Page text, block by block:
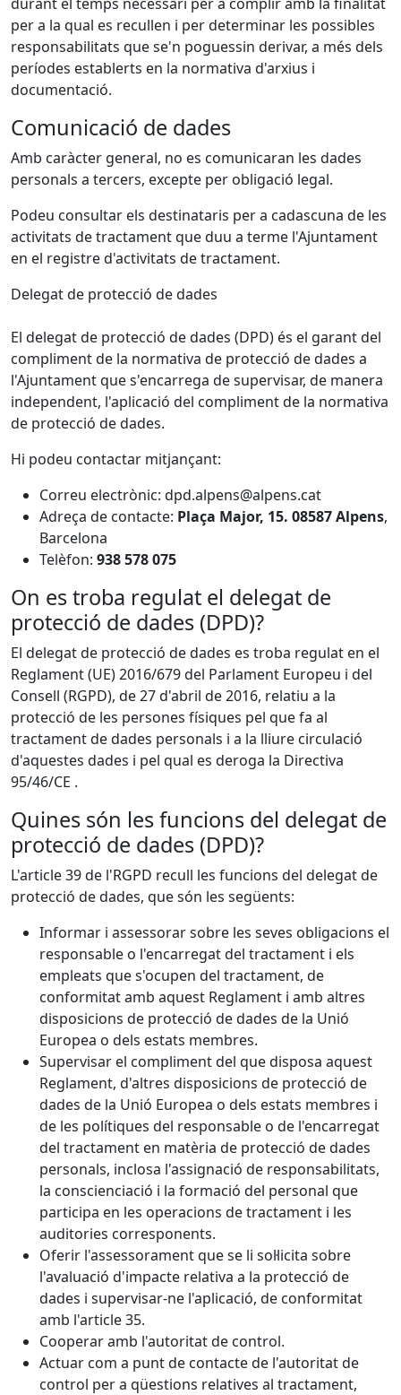
per a la qual es recullen i per determinar les possibles
responsabilitats que se'n poguessin derivar, a més dels
períodes establerts en la normativa d'arxius i
documentació.
Comunicació de dades
Amb caràcter general, no es comunicaran les dades
personals a tercers, excepte per obligació legal.
Podeu consultar els destinataris per a cadascuna de les
activitats de tractament que duu a terme l'Ajuntament
en el registre d'activitats de tractament.
Delegat de protecció de dades
El delegat de protecció de dades (DPD) és el garant del
compliment de la normativa de protecció de dades a
l'Ajuntament que s'encarrega de supervisar, de manera
independent, l'aplicació del compliment de la normativa
de protecció de dades.
Hi podeu contactar mitjançant:
Correu electrònic: dpd.alpens@alpens.cat
Adreça de contacte: Plaça Major, 15. 08587 Alpens,
Barcelona
Telèfon: 938 578 075
On es troba regulat el delegat de
protecció de dades (DPD)?
El delegat de protecció de dades es troba regulat en el
Reglament (UE) 2016/679 del Parlament Europeu i del
Consell (RGPD), de 27 d'abril de 2016, relatiu a la
protecció de les persones físiques pel que fa al
tractament de dades personals i a la lliure circulació
d'aquestes dades i pel qual es deroga la Directiva
95/46/CE .
Quines són les funcions del delegat de
protecció de dades (DPD)?
L'article 39 de l'RGPD recull les funcions del delegat de
protecció de dades, que són les següents:
Informar i assessorar sobre les seves obligacions el
responsable o l'encarregat del tractament i els
empleats que s'ocupen del tractament, de
conformitat amb aquest Reglament i amb altres
disposicions de protecció de dades de la Unió
Europea o dels estats membres.
Supervisar el compliment del que disposa aquest
Reglament, d'altres disposicions de protecció de
dades de la Unió Europea o dels estats membres i
de les polítiques del responsable o de l'encarregat
del tractament en matèria de protecció de dades
personals, inclosa l'assignació de responsabilitats,
la conscienciació i la formació del personal que
participa en les operacions de tractament i les
auditories corresponents.
Oferir l'assessorament que se li sol·licita sobre
l'avaluació d'impacte relativa a la protecció de
dades i supervisar-ne l'aplicació, de conformitat
amb l'article 35.
Cooperar amb l'autoritat de control.
Actuar com a punt de contacte de l'autoritat de
control per a qüestions relatives al tractament,